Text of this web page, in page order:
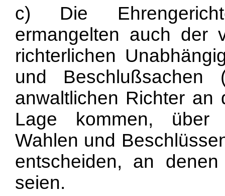
c) Die
ermangelten auch der
richterlichen
und
anwaltlichen Richter an
Lage kommen, über
Wahlen und
entscheiden, an
seien.